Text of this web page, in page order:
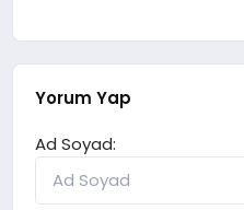
Yorum Yap
Ad Soyad: